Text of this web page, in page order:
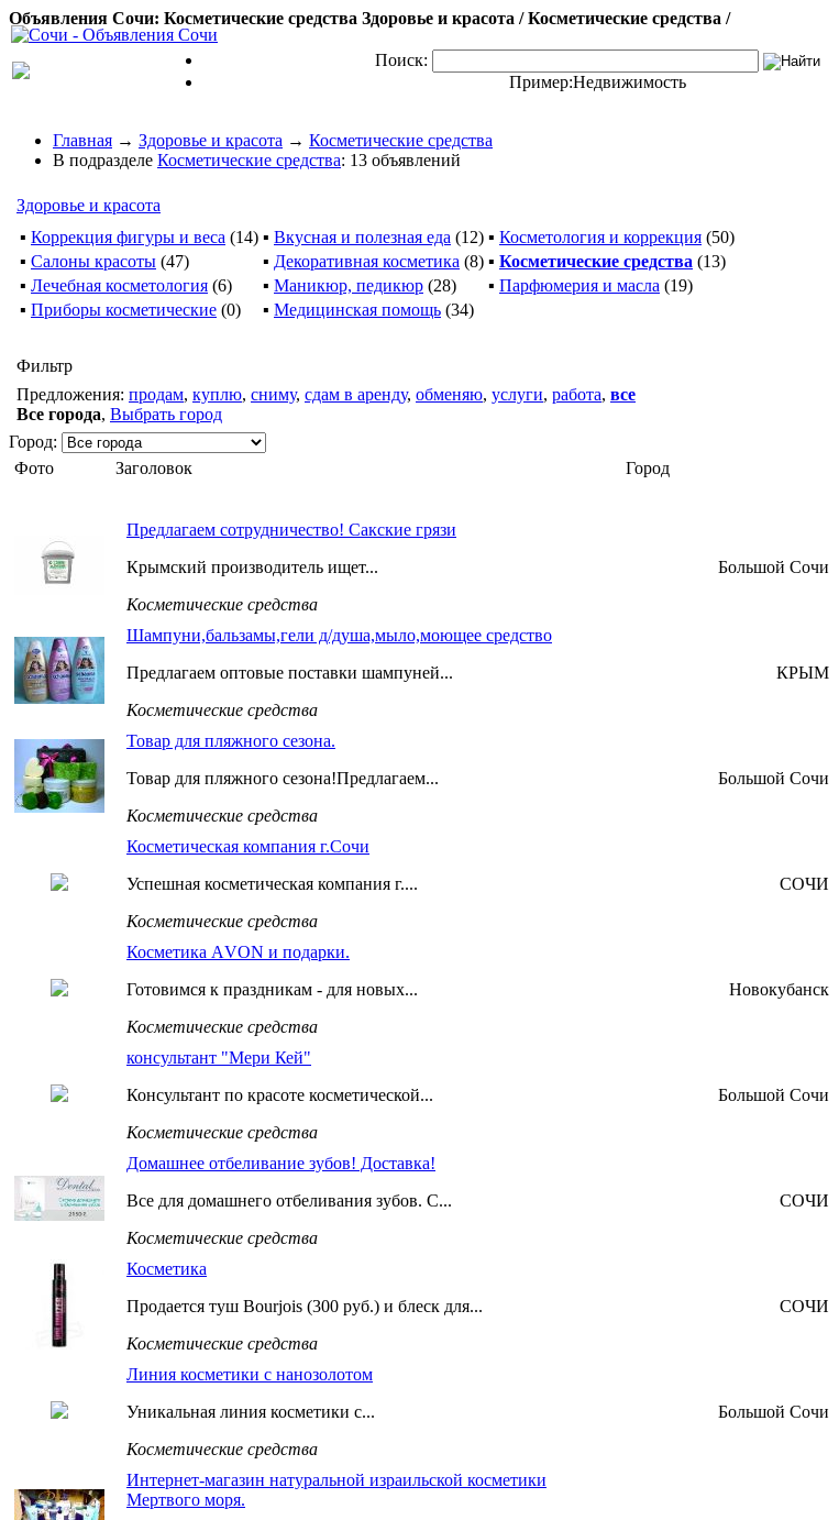
Объявления Сочи: Косметические средства Здоровье и красота / Косметические средства /
Поиск:
Пример:Недвижимость
Главная → Здоровье и красота → Косметические средства
В подразделе Косметические средства: 13 объявлений
Здоровье и красота
▪ Коррекция фигуры и веса (14) ▪ Вкусная и полезная еда (12) ▪ Косметология и коррекция (50)
▪ Салоны красоты (47) ▪ Декоративная косметика (8) ▪ Косметические средства (13)
▪ Лечебная косметология (6) ▪ Маникюр, педикюр (28) ▪ Парфюмерия и масла (19)
▪ Приборы косметические (0) ▪ Медицинская помощь (34)
Фильтр
Предложения: продам, куплю, сниму, сдам в аренду, обменяю, услуги, работа, все
Все города, Выбрать город
Город:
Фото
Заголовок Город
Предлагаем сотрудничество! Сакские грязи
Крымский производитель ищет...
Косметические средства
Большой Сочи
Шампуни,бальзамы,гели д/душа,мыло,моющее средство
Предлагаем оптовые поставки шампуней...
Косметические средства
КРЫМ
Товар для пляжного сезона.
Товар для пляжного сезона!Предлагаем...
Косметические средства
Большой Сочи
Косметическая компания г.Сочи
Успешная косметическая компания г....
Косметические средства
СОЧИ
Косметика АVON и подарки.
Готовимся к праздникам - для новых...
Косметические средства
Новокубанск
консультант "Мери Кей"
Консультант по красоте косметической...
Косметические средства
Большой Сочи
Домашнее отбеливание зубов! Доставка!
Все для домашнего отбеливания зубов. С...
Косметические средства
СОЧИ
Косметика
Продается туш Bourjois (300 pуб.) и блеск для...
Косметические средства
СОЧИ
Линия косметики с нанозолотом
Уникальная линия косметики с...
Косметические средства
Большой Сочи
Интернет-магазин натуральной израильской косметики
Мертвого моря.